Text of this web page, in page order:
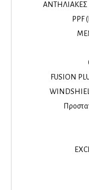
PPF
FUSION